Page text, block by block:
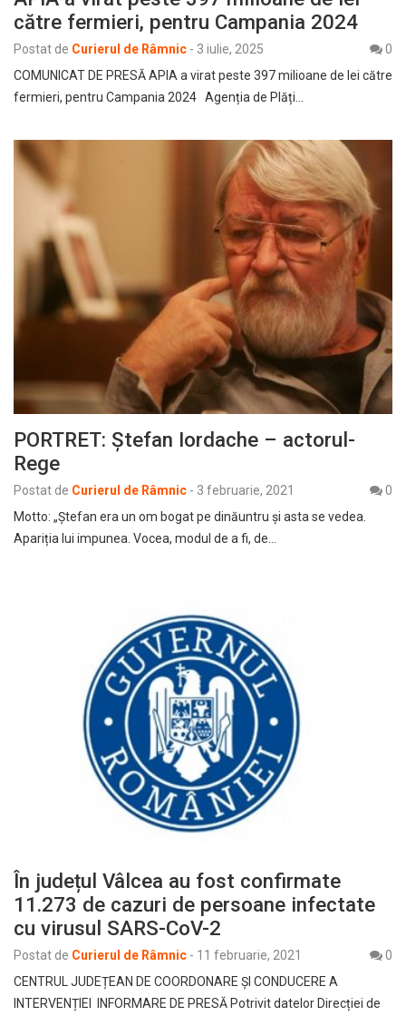
către fermieri, pentru Campania 2024
Postat de Curierul de Râmnic - 3 iulie, 2025
0
COMUNICAT DE PRESĂ APIA a virat peste 397 milioane de lei către
fermieri, pentru Campania 2024 Agenția de Plăți…
PORTRET: Ştefan Iordache – actorul-
Rege
Postat de Curierul de Râmnic - 3 februarie, 2021
0
Motto: „Ștefan era un om bogat pe dinăuntru și asta se vedea.
Apariția lui impunea. Vocea, modul de a fi, de…
În județul Vâlcea au fost confirmate
11.273 de cazuri de persoane infectate
cu virusul SARS-CoV-2
Postat de Curierul de Râmnic - 11 februarie, 2021
0
CENTRUL JUDEȚEAN DE COORDONARE ȘI CONDUCERE A
INTERVENȚIEI INFORMARE DE PRESĂ Potrivit datelor Direcției de